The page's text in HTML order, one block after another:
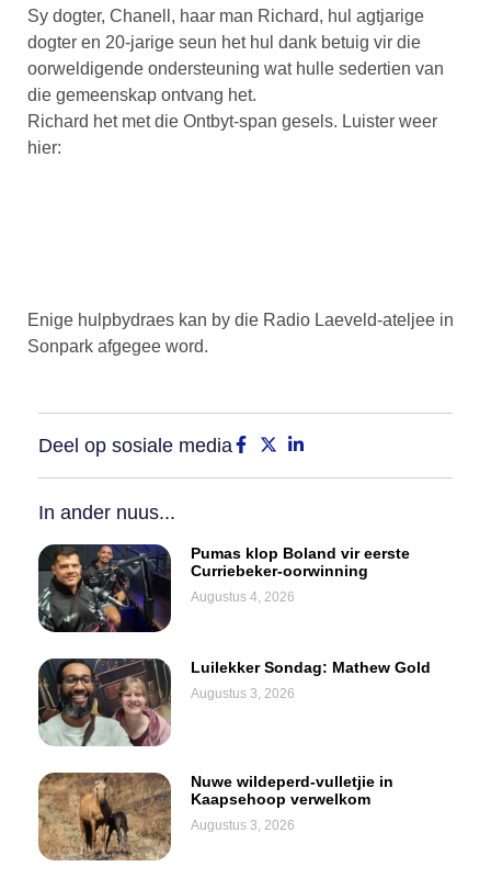
Sy dogter, Chanell, haar man Richard, hul agtjarige
dogter en 20-jarige seun het hul dank betuig vir die
oorweldigende ondersteuning wat hulle sedertien van
die gemeenskap ontvang het.
Richard het met die Ontbyt-span gesels. Luister weer
hier:
Enige hulpbydraes kan by die Radio Laeveld-ateljee in
Sonpark afgegee word.
Deel op sosiale media
In ander nuus...
Pumas klop Boland vir eerste
Curriebeker-oorwinning
Augustus 4, 2026
Luilekker Sondag: Mathew Gold
Augustus 3, 2026
Nuwe wildeperd-vulletjie in
Kaapsehoop verwelkom
Augustus 3, 2026